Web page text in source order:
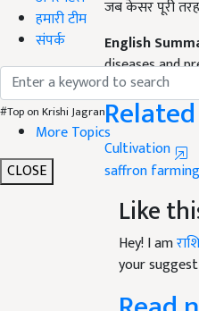
हमारी टीम
संपर्क
#Top on Krishi Jagran
More Topics
CLOSE
English
diseases and
Published on:
Cultivation
saffronfarming
Like
Hey! I am
your
Read